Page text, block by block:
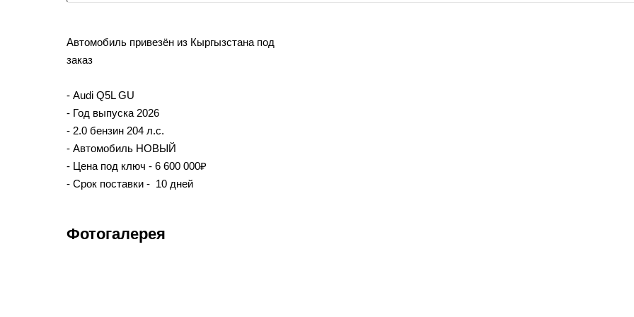
Автомобиль привезён из Кыргызстана под
заказ
- Audi Q5L GU
- Год выпуска 2026
- 2.0 бензин 204 л.с.
- Автомобиль НОВЫЙ
- Цена под ключ - 6 600 000₽
- Срок поставки - 10 дней
Фотогалерея